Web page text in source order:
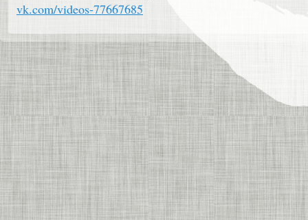
vk.com/videos-77667685